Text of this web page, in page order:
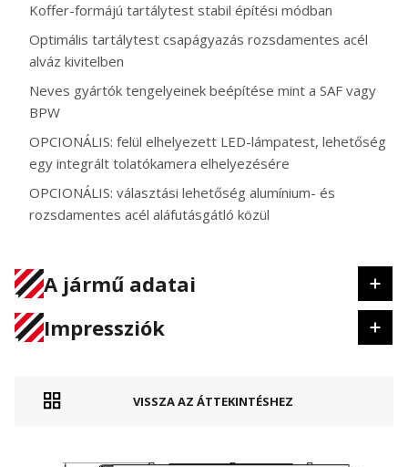
Koffer-formájú tartálytest stabil építési módban
Optimális tartálytest csapágyazás rozsdamentes acél
alváz kivitelben
Neves gyártók tengelyeinek beépítése mint a SAF vagy
BPW
OPCIONÁLIS: felül elhelyezett LED-lámpatest, lehetőség
egy integrált tolatókamera elhelyezésére
OPCIONÁLIS: választási lehetőség alumínium- és
rozsdamentes acél aláfutásgátló közül
A jármű adatai
Impressziók
VISSZA AZ ÁTTEKINTÉSHEZ